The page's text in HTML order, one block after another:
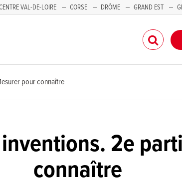
VAL-DE-LOIRE CORSE DRÔME GRAND EST
pour connaître
2e
connaître